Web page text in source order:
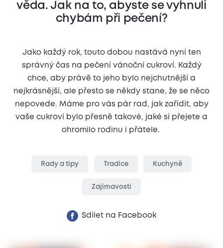
věda. Jak na to, abyste se vyhnuli
chybám při pečení?
Jako každý rok, touto dobou nastává nyní ten
správný čas na pečení vánoční cukroví. Každý
chce, aby právě to jeho bylo nejchutnější a
nejkrásnější, ale přesto se někdy stane, že se něco
nepovede. Máme pro vás pár rad, jak zařídit, aby
vaše cukroví bylo přesně takové, jaké si přejete a
ohromilo rodinu i přátele.
Rady a tipy Tradice Kuchyně
Zajímavosti
Sdílet na Facebook